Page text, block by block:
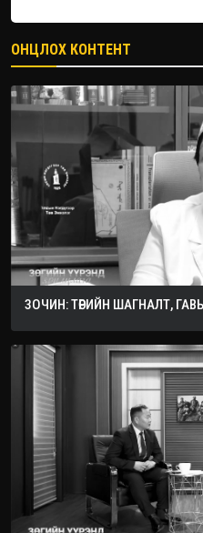
ОНЦЛОХ КОНТЕНТ
ЗОЧИН: ТӨРИЙН ШАГНАЛТ,